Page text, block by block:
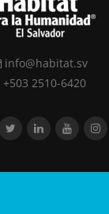
info@habitat.sv
+503 2510-6420